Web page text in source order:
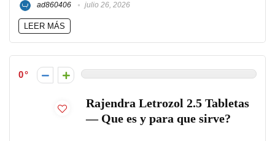
ad860406 julio 26, 2026
LEER MÁS
0
Rajendra Letrozol 2.5 Tabletas
— Que es y para que sirve?